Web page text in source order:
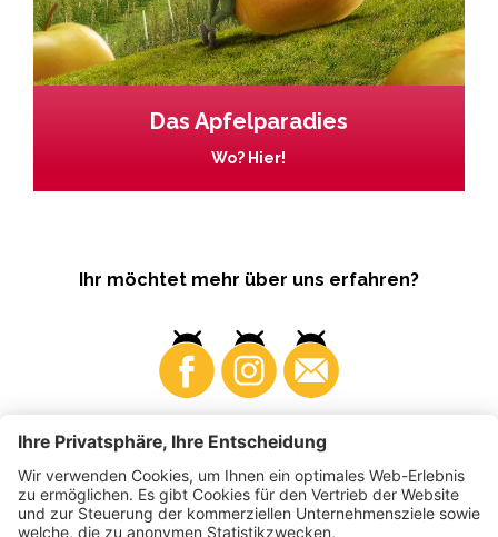
Das Apfelparadies
Wo? Hier!
Ihr möchtet mehr über uns erfahren?
Business Produzenten